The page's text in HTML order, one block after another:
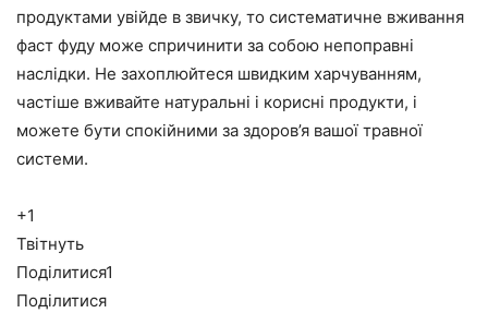
продуктами увійде в звичку, то систематичне вживання
фаст фуду може спричинити за собою непоправні
наслідки. Не захоплюйтеся швидким харчуванням,
частіше вживайте натуральні і корисні продукти, і
можете бути спокійними за здоров’я вашої травної
системи.
+1
Твітнуть
Поділитися1
Поділитися